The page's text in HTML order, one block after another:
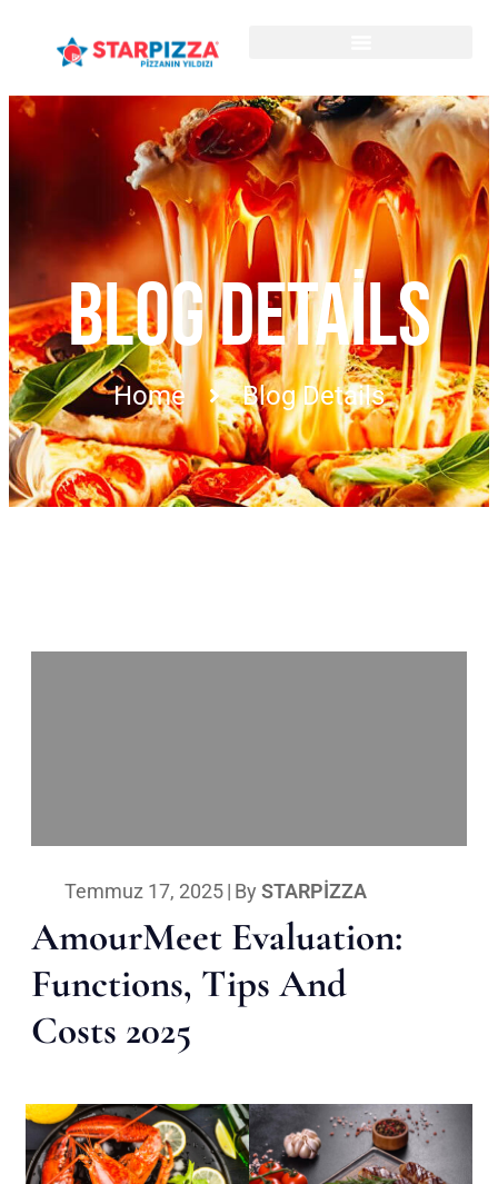
BLOG DETAILS
Home Blog Details
Temmuz 17, 2025| By STARPIZZA
AmourMeet Evaluation:
Functions, Tips And
Costs 2025